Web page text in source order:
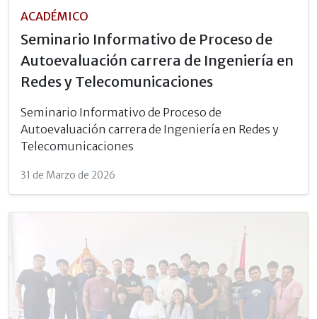
ACADÉMICO
Seminario Informativo de Proceso de
Autoevaluación carrera de Ingeniería en
Redes y Telecomunicaciones
Seminario Informativo de Proceso de
Autoevaluación carrera de Ingeniería en Redes y
Telecomunicaciones
31 de Marzo de 2026